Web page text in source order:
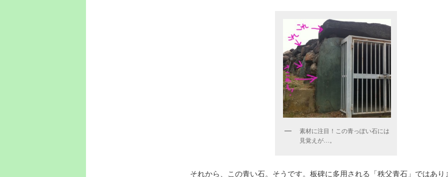
素材に注目！この青っぽい石には
見覚えが…。
それから、この青い石。そうです。板碑に多用される「秩父青石」ではあり